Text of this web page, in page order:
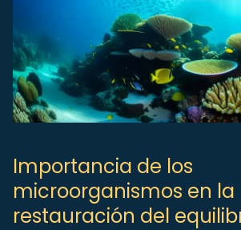
Importancia de los
microorganismos en la
restauración del